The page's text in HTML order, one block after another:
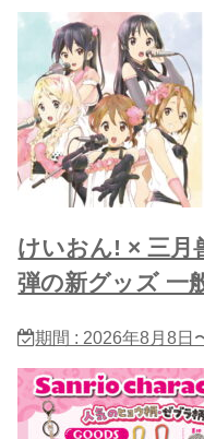
けいおん! × 三
弾の新グッズ 一
期間 : 2026年8月8日